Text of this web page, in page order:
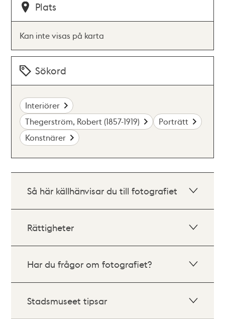
Plats
Kan inte visas på karta
Sökord
Interiörer
Thegerström, Robert (1857-1919)
Porträtt
Konstnärer
Så här källhänvisar du till fotografiet
Rättigheter
Har du frågor om fotografiet?
Stadsmuseet tipsar